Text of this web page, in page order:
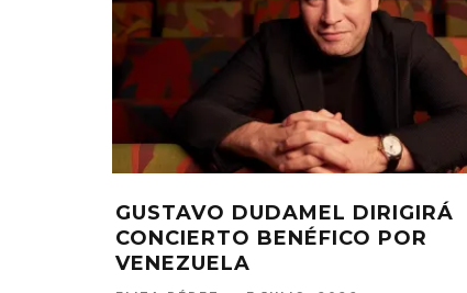
GUSTAVO DUDAMEL DIRIGIRÁ
CONCIERTO BENÉFICO POR
VENEZUELA